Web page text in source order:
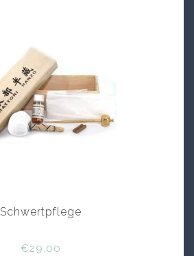
Schwertpflege
€29,00